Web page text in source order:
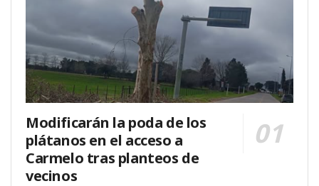
Modificarán la poda de los
plátanos en el acceso a
Carmelo tras planteos de
vecinos